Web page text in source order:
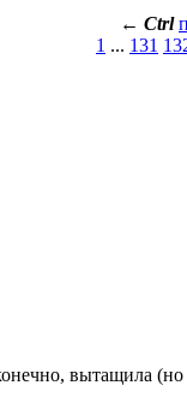
← Ctrl
1 ... 131
вытащила